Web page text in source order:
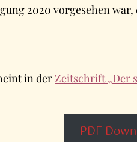
2020 vorgesehen
in derZeitschrift „Der
PDF